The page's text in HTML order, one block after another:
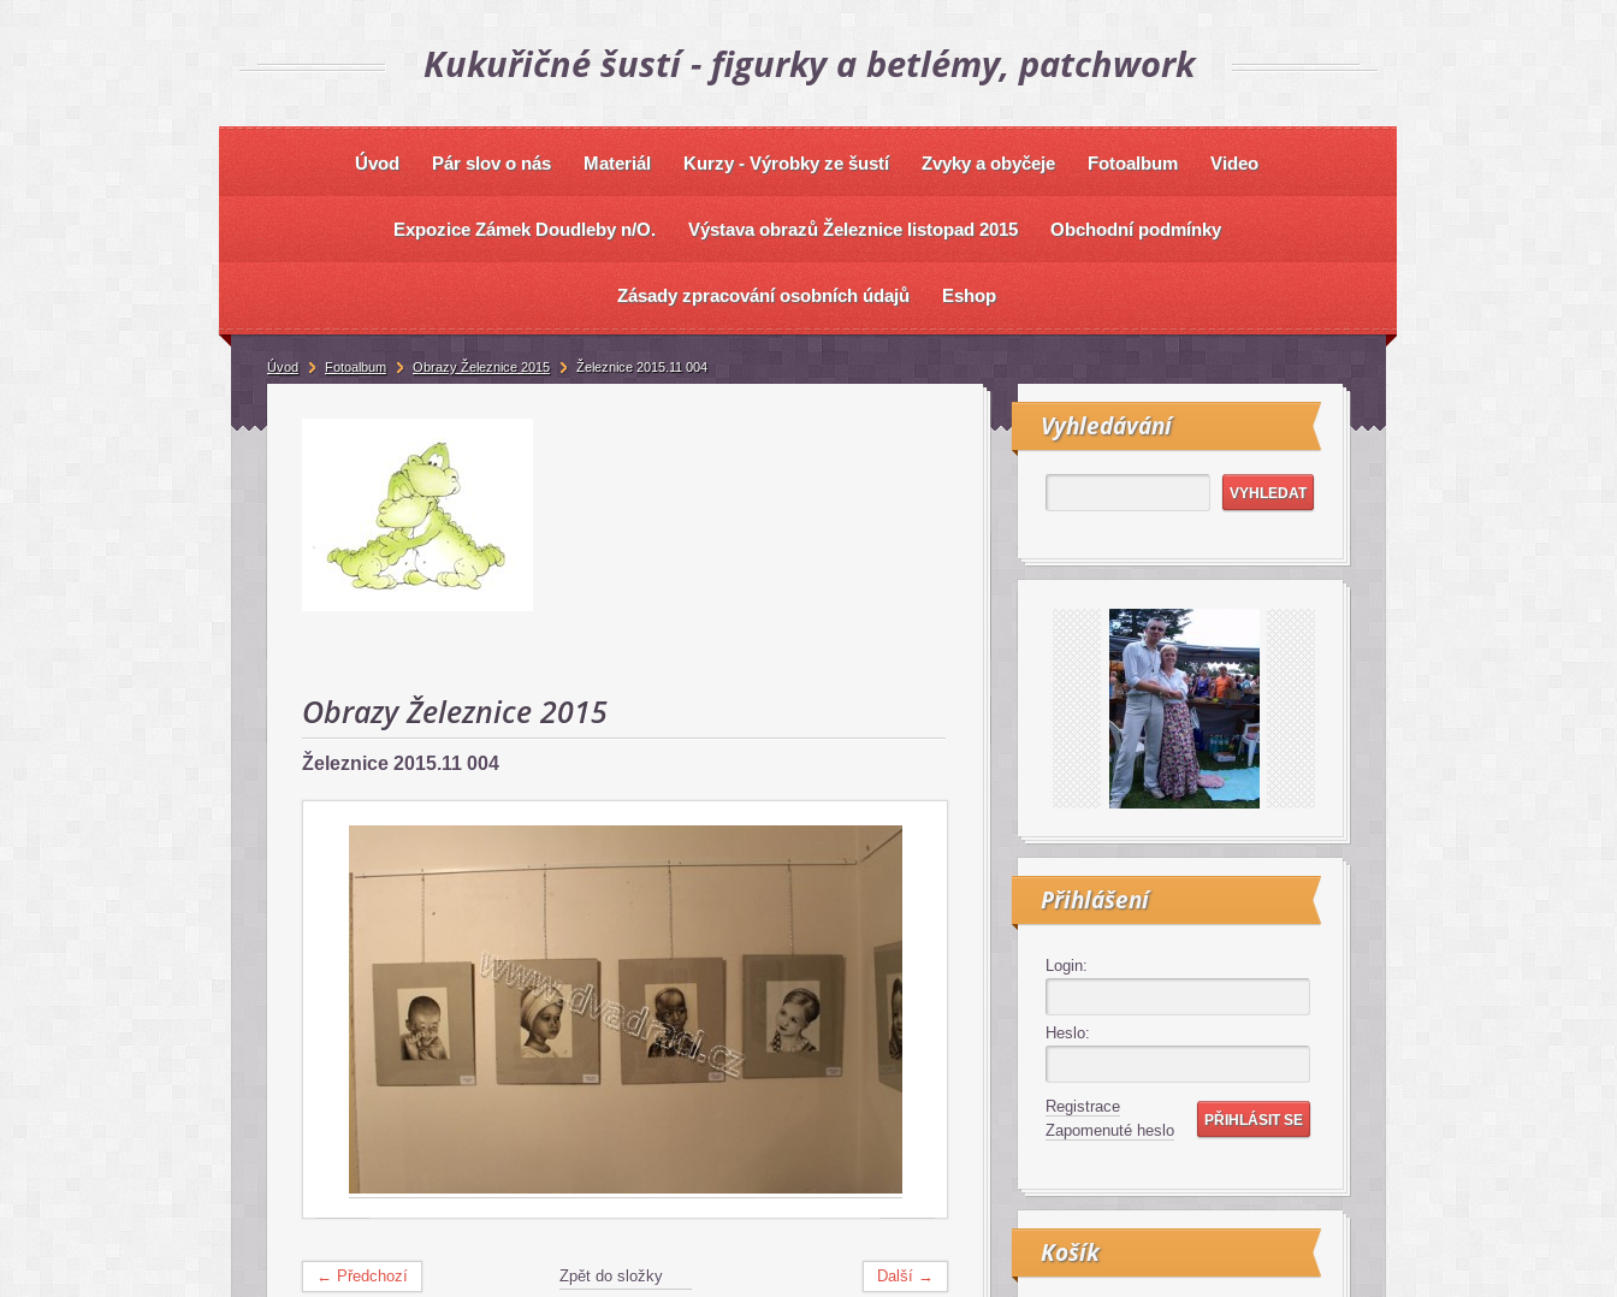
Kukuřičné šustí - figurky a betlémy, patchwork
Úvod Pár slov o nás Materiál Kurzy - Výrobky ze šustí Zvyky a obyčeje Fotoalbum Video
Expozice Zámek Doudleby n/O. Výstava obrazů Železnice listopad 2015 Obchodní podmínky
Zásady zpracování osobních údajů Eshop
Obrazy Železnice 2015
Železnice 2015.11 004
← Předchozí Další →
Zpět do složky
Vyhledávání
Přihlášení
Login:
Heslo:
Registrace
Zapomenuté heslo
Košík
Úvod Fotoalbum Obrazy Železnice 2015 Železnice 2015.11 004